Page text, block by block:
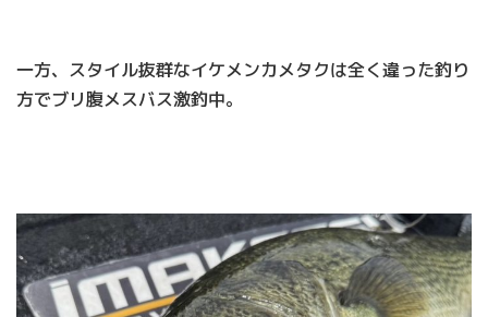
一方、スタイル抜群なイケメンカメタクは全く違った釣り
方でブリ腹メスバス激釣中。